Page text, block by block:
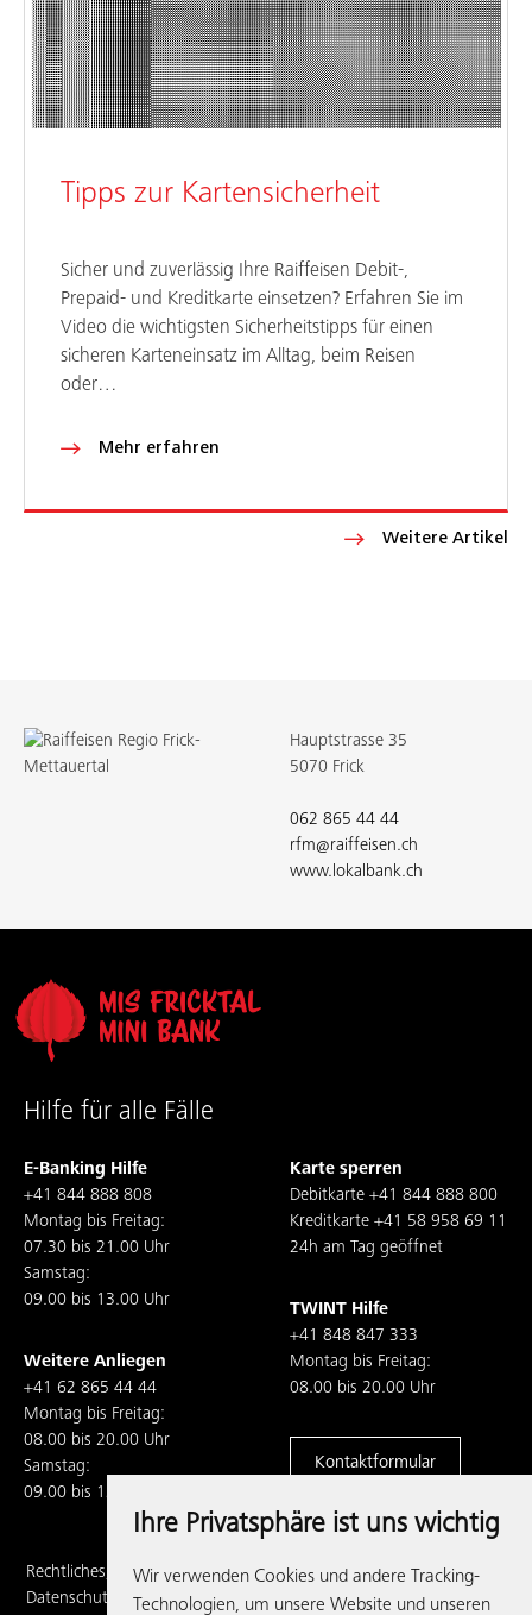
Ihre Privatsphäre ist uns wichtig
Wir verwenden Cookies und andere Tracking-
Technologien, um unsere Website und unseren
Weitere Artikel
Tipps zur Kartensicherheit
Sicher und zuverlässig Ihre Raiffeisen Debit-,
Prepaid- und Kreditkarte einsetzen? Erfahren Sie im
Video die wichtigsten Sicherheitstipps für einen
sicheren Karteneinsatz im Alltag, beim Reisen
oder…
Mehr erfahren
Hauptstrasse 35
5070 Frick
062 865 44 44
rfm@raiffeisen.ch
www.lokalbank.ch
Hilfe für alle Fälle
E-Banking Hilfe
+41 844 888 808
Montag bis Freitag:
07.30 bis 21.00 Uhr
Samstag:
09.00 bis 13.00 Uhr
Weitere Anliegen
+41 62 865 44 44
Montag bis Freitag:
08.00 bis 20.00 Uhr
Samstag:
09.00 bis 13.00 Uhr
Karte sperren
Debitkarte +41 844 888 800
Kreditkarte +41 58 958 69 11
24h am Tag geöffnet
TWINT Hilfe
+41 848 847 333
Montag bis Freitag:
08.00 bis 20.00 Uhr
Kontaktformular
Rechtliches,
Datenschutz und